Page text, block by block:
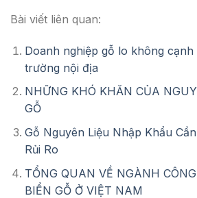
Bài viết liên quan:
Doanh nghiệp gỗ lo không
trường nội địa
NHỮNG KHÓ KHĂN CỦA
GỖ
Gỗ Nguyên Liệu Nhập Khẩu
Rủi Ro
TỔNG QUAN VỀ NGÀNH
BIỂN GỖ Ở VIỆT NAM